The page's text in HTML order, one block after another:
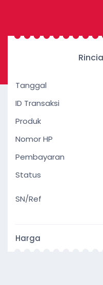
Tanggal
ID Transaksi
Produk
Nomor HP
Pembayaran
Status
SN/Ref
Harga